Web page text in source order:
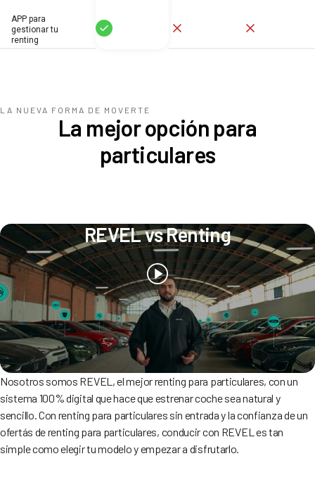
APP para
gestionar tu
renting
Sí
LA NUEVA FORMA DE MOVERTE
La mejor opción para
particulares
REVEL vs Renting
Nosotros somos REVEL, el mejor renting para particulares, con un
sistema 100% digital que hace que estrenar coche sea natural y
sencillo. Con renting para particulares sin entrada y la confianza de un
ofertás de renting para particulares, conducir con REVEL es tan
simple como elegir tu modelo y empezar a disfrutarlo.